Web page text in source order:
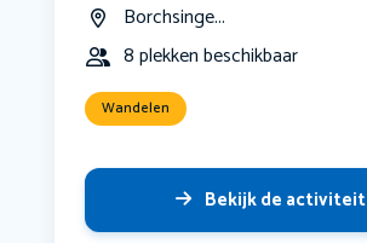
Borchsinge...
8 plekken beschikbaar
Wandelen
Bekijk de activiteit